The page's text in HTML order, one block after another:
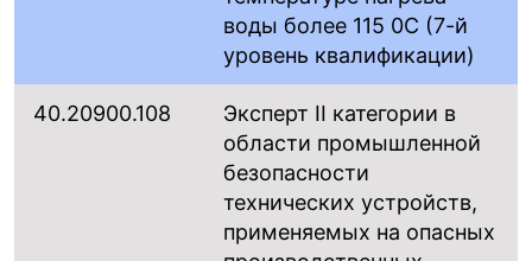
воды более 115 0С (7-й
уровень квалификации)
40.20900.108
Эксперт II категории в
области промышленной
безопасности
технических устройств,
применяемых на опасных